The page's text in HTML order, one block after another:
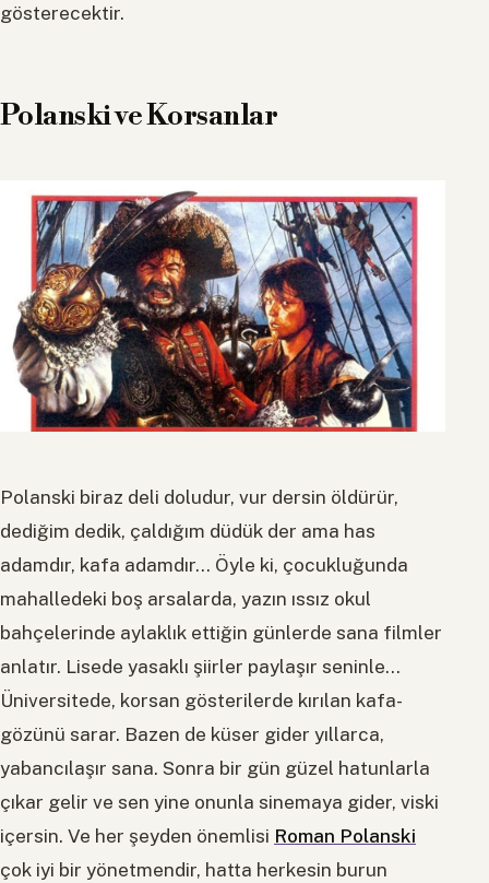
gösterecektir.
Polanski ve Korsanlar
Polanski biraz deli doludur, vur dersin öldürür,
dediğim dedik, çaldığım düdük der ama has
adamdır, kafa adamdır… Öyle ki, çocukluğunda
mahalledeki boş arsalarda, yazın ıssız okul
bahçelerinde aylaklık ettiğin günlerde sana filmler
anlatır. Lisede yasaklı şiirler paylaşır seninle…
Üniversitede, korsan gösterilerde kırılan kafa-
gözünü sarar. Bazen de küser gider yıllarca,
yabancılaşır sana. Sonra bir gün güzel hatunlarla
çıkar gelir ve sen yine onunla sinemaya gider, viski
içersin. Ve her şeyden önemlisi Roman Polanski
çok iyi bir yönetmendir, hatta herkesin burun